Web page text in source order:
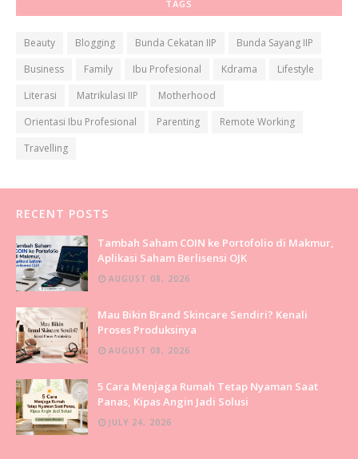
TAGS
Beauty Blogging Bunda Cekatan IIP
Bunda Sayang IIP
Business
Family Ibu Profesional Kdrama
Lifestyle
Literasi
Matrikulasi IIP
Motherhood
Orientasi Ibu Profesional
Parenting
Remote Working
Travelling
RECENT POSTS
Tambah Saham COIN ke Portofolio di Makmur,
Aplikasi Saham Berlisensi OJK
AUGUST 08, 2026
Mau Bikin Brand Skincare Sendiri? Kenali
Proses Produksinya
AUGUST 08, 2026
5 Cara Menjaga Rumah Tetap Nyaman Saat
Panas, Kipas Angin Jadi Solusi
JULY 24, 2026